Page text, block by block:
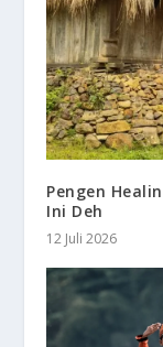
Pengen
Ini Deh
12 Juli 2026